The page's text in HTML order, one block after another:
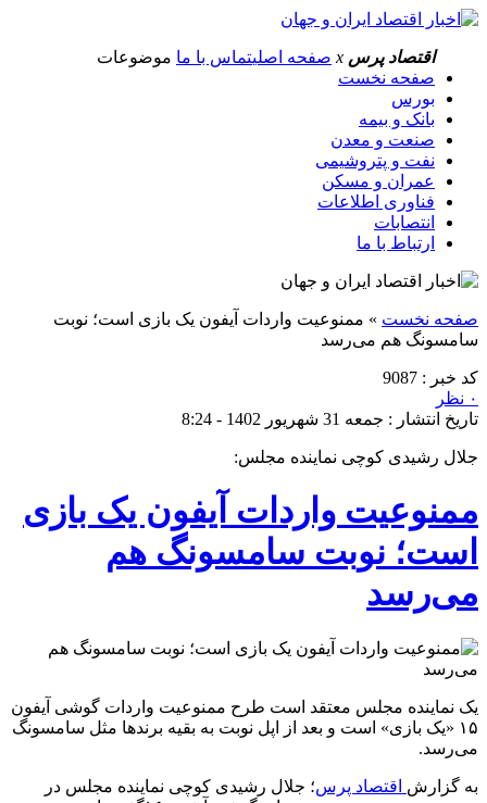
اقتصاد پرس x صفحه اصلیتماس با ما موضوعات
صفحه نخست
بورس
بانک و بیمه
صنعت و معدن
نفت و پتروشیمی
عمران و مسکن
فناوری اطلاعات
انتصابات
ارتباط با ما
صفحه نخست » ممنوعیت واردات آیفون یک بازی است؛ نوبت
سامسونگ هم می‌رسد
کد خبر : 9087
۰ نظر
تاریخ انتشار : جمعه 31 شهریور 1402 - 8:24
جلال رشیدی کوچی نماینده مجلس:
ممنوعیت واردات آیفون یک بازی
است؛ نوبت سامسونگ هم
می‌رسد
یک نماینده مجلس معتقد است طرح ممنوعیت واردات گوشی آیفون
۱۵ «یک بازی» است و بعد از اپل نوبت به بقیه برندها مثل سامسونگ
می‌رسد.
به گزارش اقتصاد پرس؛ جلال رشیدی کوچی نماینده مجلس در